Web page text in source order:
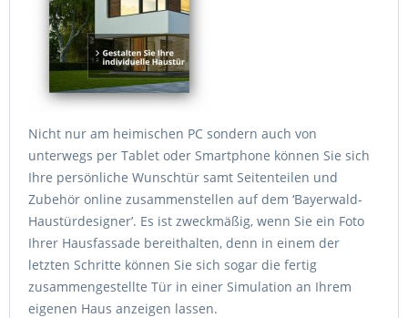
Nicht nur am heimischen PC sondern auch von
unterwegs per Tablet oder Smartphone können Sie sich
Ihre persönliche Wunschtür samt Seitenteilen und
Zubehör online zusammenstellen auf dem ‘Bayerwald-
Haustürdesigner’. Es ist zweckmäßig, wenn Sie ein Foto
Ihrer Hausfassade bereithalten, denn in einem der
letzten Schritte können Sie sich sogar die fertig
zusammengestellte Tür in einer Simulation an Ihrem
eigenen Haus anzeigen lassen.